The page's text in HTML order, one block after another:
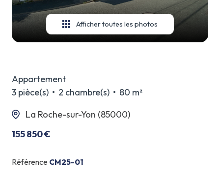
Afficher toutes les photos
Appartement
3 pièce(s)
2 chambre(s)
80 m²
La Roche-sur-Yon (85000)
155 850 €
Référence CM25-01